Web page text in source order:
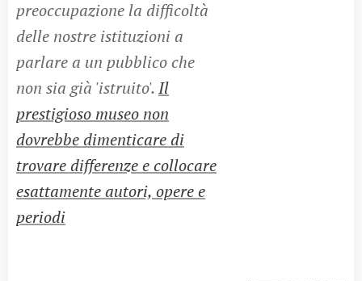
preoccupazione la difficoltà
delle nostre istituzioni a
parlare a un pubblico che
non sia già 'istruito'.Il
prestigioso museo non
dovrebbe dimenticare di
trovare differenze e collocare
esattamente autori, opere e
periodi